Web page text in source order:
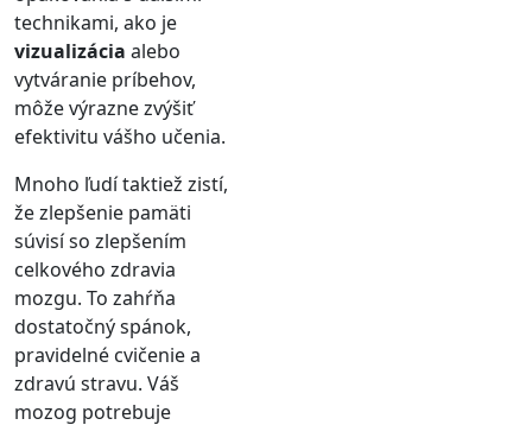
technikami, ako je
vizualizácia alebo
vytváranie príbehov,
môže výrazne zvýšiť
efektivitu vášho učenia.
Mnoho ľudí taktiež zistí,
že zlepšenie pamäti
súvisí so zlepšením
celkového zdravia
mozgu. To zahŕňa
dostatočný spánok,
pravidelné cvičenie a
zdravú stravu. Váš
mozog potrebuje